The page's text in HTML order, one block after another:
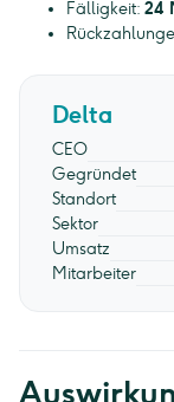
Fälligkeit: 24
Delta
CEO
Gegründet
Standort
Sektor
Umsatz
Mitarbeiter